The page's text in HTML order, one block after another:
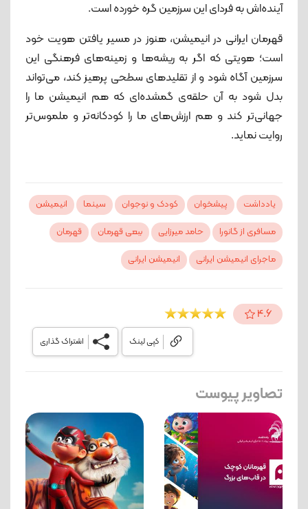
آینده‌اش به فردای این سرزمین گره خورده است.
قهرمان ایرانی در انیمیشن، هنوز در مسیر یافتن هویت خود
است؛ هویتی که اگر به ریشه‌ها و زمینه‌های فرهنگی این
سرزمین آگاه شود و از تقلیدهای سطحی پرهیز کند، می‌تواند
بدل شود به آن حلقه‌ی گمشده‌ای که هم انیمیشن ما را
جهانی‌تر کند و هم ارزش‌های ما را کودکانه‌تر و ملموس‌تر
روایت نماید.
یادداشت پیشخوان کودک و نوجوان سینما
انیمیشن
مسافری از گانورا
حامد میرزایی ببعی قهرمان
قهرمان
ماجرای انیمیشن ایرانی
انیمیشن ایرانی
4.6
اشتراک گذاری کپی لینک
تصاویر پیوست